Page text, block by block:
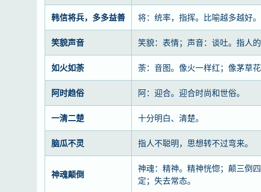
韩信将兵，多多益善 将：统率，指挥。比喻越多越好。
笑貌声音 笑貌：表情；声音：谈吐。指人的
如火如荼 荼：音图。像火一样红；像茅草
阿时趋俗 阿：迎合。迎合时尚和世俗。
一清二楚 十分明白、清楚。
脑瓜不灵 指人不聪明，思想转不过弯来。
神魂颠倒
神魂：精神。精神恍惚；颠三倒
定；失去常态。